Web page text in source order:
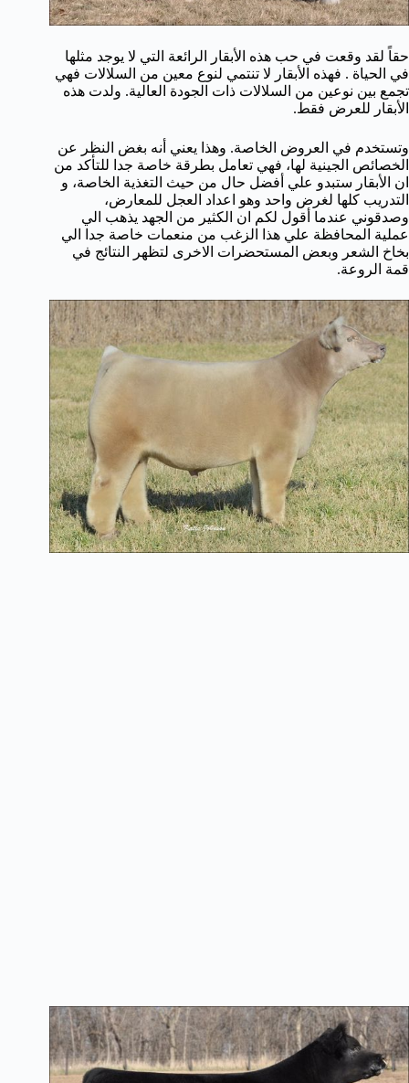
حقاً لقد وقعت في حب هذه الأبقار الرائعة التي لا يوجد مثلها
في الحياة . فهذه الأبقار لا تنتمي لنوع معين من السلالات فهي
تجمع بين نوعين من السلالات ذات الجودة العالية. ولدت هذه
الأبقار للعرض فقط.
وتستخدم في العروض الخاصة. وهذا يعني أنه بغض النظر عن
الخصائص الجينية لها، فهي تعامل بطرقة خاصة جدا للتأكد من
ان الأبقار ستبدو علي أفضل حال من حيث التغذية الخاصة، و
التدريب كلها لغرض واحد وهو اعداد العجل للمعارض،
وصدقوني عندما أقول لكم ان الكثير من الجهد يذهب الي
عملية المحافظة علي هذا الزغب من منعمات خاصة جدا الي
بخاخ الشعر وبعض المستحضرات الاخرى لتظهر النتائج في
قمة الروعة.